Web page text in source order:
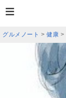
グルメノート >健康 >
≡